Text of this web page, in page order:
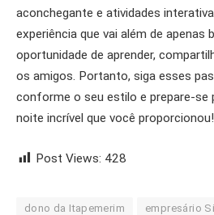
aconchegante e atividades
experiência que vai além de apenas
oportunidade de aprender,
os amigos. Portanto, siga esses
conforme o seu estilo e prepare-se
noite incrível que você proporcionou!
Post Views: 428
dono da Itapemerim empresário